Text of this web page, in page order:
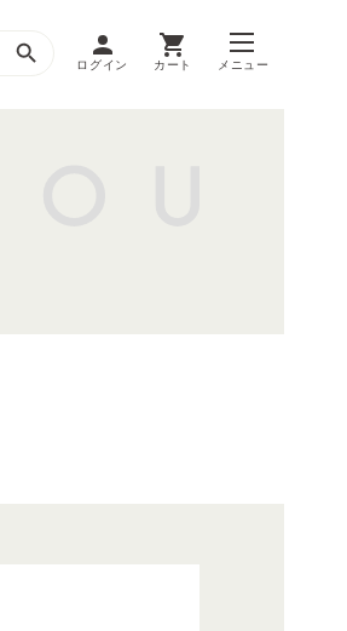
ログイン カート メニュー